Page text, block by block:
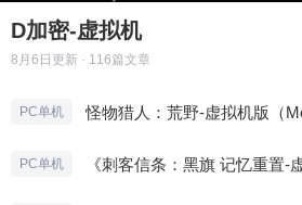
D加密-虚拟机
8月6日 更新 · 116篇文章
PC单机
PC单机